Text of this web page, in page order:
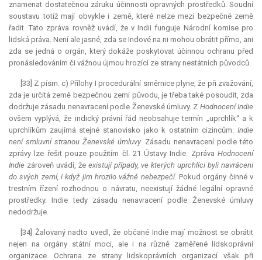
znamenat dostatečnou záruku účinnosti opravných prostředků. Soudní
soustavu totiž mají obvykle i země, které nelze mezi bezpečné země
řadit. Tato zpráva rovněž uvádí, že v Indii funguje Národní komise pro
lidská práva. Není ale jasné, zda se Indové na ni mohou obrátit přímo, ani
zda se jedná o orgán, který dokáže poskytovat účinnou ochranu před
pronásledováním či vážnou újmou hrozící ze strany nestátních původců.
[33] Z písm. c) Přílohy I procedurální směrnice plyne, že při zvažování,
zda je určitá země bezpečnou zemí původu, je třeba také posoudit, zda
dodržuje zásadu nenavracení podle Ženevské úmluvy. Z Hodnocení Indie
ovšem vyplývá, že indický právní řád neobsahuje termín „uprchlík“ a k
uprchlíkům zaujímá stejné stanovisko jako k ostatním cizincům. Indie
není smluvní stranou Ženevské úmluvy. Zásadu nenavracení podle této
zprávy lze řešit pouze použitím čl. 21 Ústavy Indie. Zpráva Hodnocení
Indie zároveň uvádí, že existují případy, ve kterých uprchlíci byli navráceni
do svých zemí, i když jim hrozilo vážné nebezpečí. Pokud orgány činné v
trestním řízení rozhodnou o návratu, neexistují žádné legální opravné
prostředky. Indie tedy zásadu nenavracení podle Ženevské úmluvy
nedodržuje.
[34] Žalovaný nadto uvedl, že občané Indie mají možnost se obrátit
nejen na orgány státní moci, ale i na různě zaměřené lidskoprávní
organizace. Ochrana ze strany lidskoprávních organizací však při